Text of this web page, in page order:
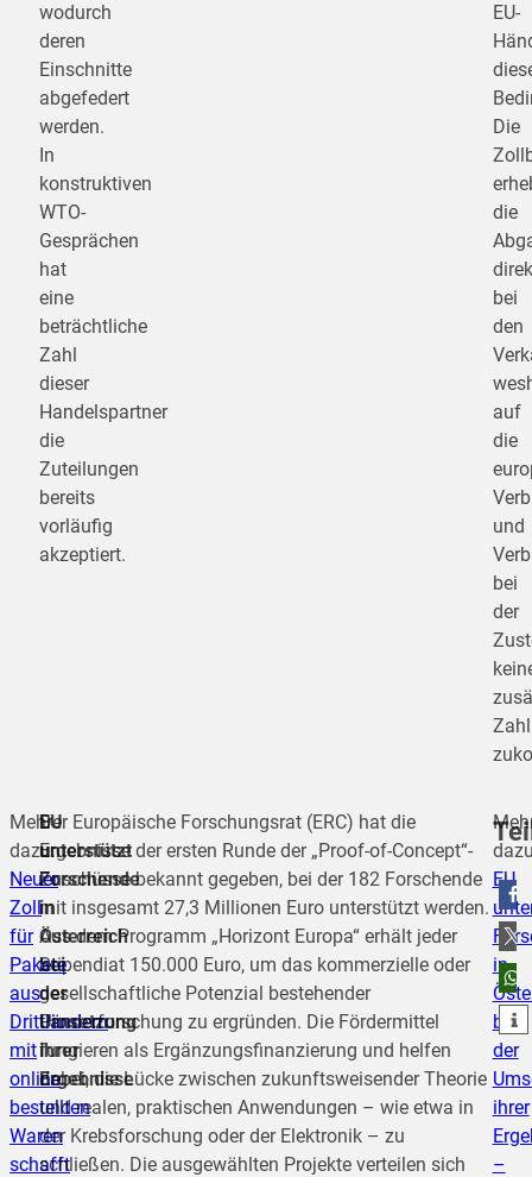
wodurch
deren
Einschnitte
abgefedert
werden.
In
konstruktiven
WTO-
Gesprächen
hat
eine
beträchtliche
Zahl
dieser
Handelspartner
die
Zuteilungen
bereits
vorläufig
akzeptiert.
EU-
Die
die
bei
den
auf
die
und
bei
der
Mehr
dazu:
Neuer
Zoll
für
Pakete
aus
Drittländern
mit
online
bestellten
Waren
schafft
EU
unterstützt
Forschende
in
Österreich
bei
der
Umsetzung
ihrer
Ergebnisse
Der Europäische Forschungsrat (ERC) hat die
Ergebnisse der ersten Runde der „Proof-of-Concept“-
Zuschüsse bekannt gegeben, bei der 182 Forschende
mit insgesamt 27,3 Millionen Euro unterstützt werden.
Aus dem Programm „Horizont Europa“ erhält jeder
Stipendiat 150.000 Euro, um das kommerzielle oder
gesellschaftliche Potenzial bestehender
Pionierforschung zu ergründen. Die Fördermittel
fungieren als Ergänzungsfinanzierung und helfen
dabei, die Lücke zwischen zukunftsweisender Theorie
und realen, praktischen Anwendungen – wie etwa in
der Krebsforschung oder der Elektronik – zu
schließen. Die ausgewählten Projekte verteilen sich
EU
in
bei
der
ihrer
–
teilen
teilen
teilen